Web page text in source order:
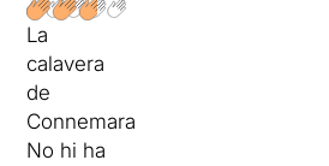
La
calavera
de
Connemara
No hi ha